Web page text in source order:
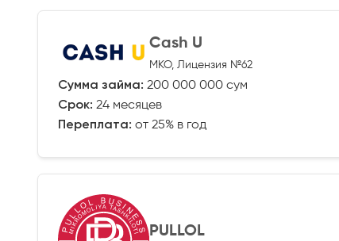
Cash U
МКО, Лицензия №62
Сумма займа: 200 000 000 сум
Срок: 24 месяцев
Переплата: от 25% в год
PULLOL